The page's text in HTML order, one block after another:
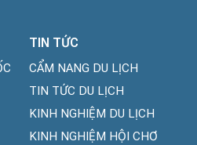
TIN TỨC
CẨM NANG DU LỊCH
TIN TỨC DU LỊCH
KINH NGHIỆM DU LỊCH
KINH NGHIỆM HỘI CHƠ